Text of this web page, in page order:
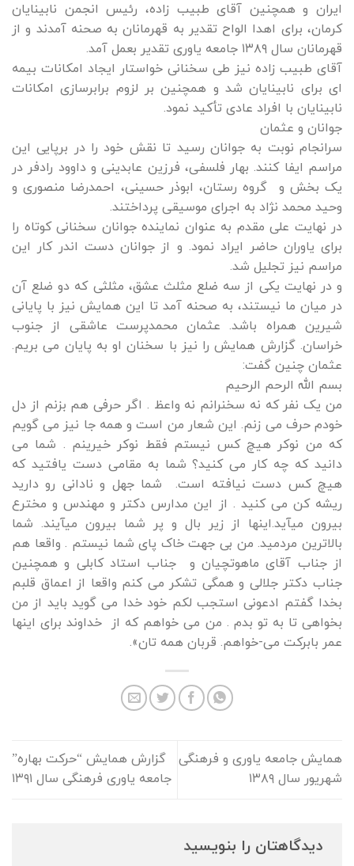
ایران و همچنین آقای طبیب زاده، رئیس انجمن نابینایان
کرمان، برای اهدا الواح تقدیر به قهرمانان به صحنه آمدند و از
قهرمانان سال ۱۳۸۹ جامعه یاوری تقدیر بعمل آمد.
آقای طبیب زاده نیز طی سخنانی خواستار ایجاد امکانات بیمه
ای برای نابینایان شد و همچنین بر لزوم برابرسازی امکانات
نابینایان با افراد عادی تأکید نمود.
جوانان و عثمان
سرانجام نوبت به جوانان رسید تا نقش خود را در برپایی این
مراسم ایفا کنند. بهار فلسفی، فرزین عابدینی و داوود رادفر در
یک بخش و گروه رستان، ابوذر حسینی، احمدرضا منصوری و
وحید محمد نژاد به اجرای موسیقی پرداختند.
در نهایت علی مقدم به عنوان نماینده جوانان سخنانی کوتاه را
برای یاوران حاضر ایراد نمود. و از جوانان دست اندر کار این
مراسم نیز تجلیل شد.
و در نهایت یکی از سه ضلع مثلث عشق، مثلثی که دو ضلع آن
در میان ما نیستند، به صحنه آمد تا این همایش نیز با پایانی
شیرین همراه باشد. عثمان محمدپرست عاشقی از جنوب
خراسان. گزارش همایش را نیز با سخنان او به پایان می بریم.
عثمان چنین گفت:
بسم الله الرحم الرحیم
من یک نفر که نه سخنرانم نه واعظ . اگر حرفی هم بزنم از دل
خودم حرف می زنم. این شعار من است و همه جا نیز می گویم
که من نوکر هیچ کس نیستم فقط نوکر خیرینم . شما می
دانید که چه کار می کنید؟ شما به مقامی دست یافتید که
هیچ کس دست نیافته است. شما جهل و نادانی رو دارید
ریشه کن می کنید . از این مدارس دکتر و مهندس و مخترع
بیرون میآید.اینها از زیر بال و پر شما بیرون میآیند. شما
بالاترین مردمید. من بی جهت خاک پای شما نیستم . واقعا هم
از جناب آقای ماهوتچیان و جناب استاد کابلی و همچنین
جناب دکتر جلالی و همگی تشکر می کنم واقعا از اعماق قلبم
بخدا گفتم ادعونی استجب لکم خود خدا می گوید باید از من
بخواهی تا به تو بدم . من می خواهم که از خداوند برای اینها
عمر بابرکت می-خواهم. قربان همه تان».
همایش جامعه یاوری و فرهنگی
شهریور سال ۱۳۸۹
گزارش همایش “حرکت بهاره”
جامعه یاوری فرهنگی سال ۱۳۹۱
دیدگاهتان را بنویسید